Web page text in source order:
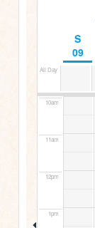
09
All Day
10am
11am
12pm
1pm